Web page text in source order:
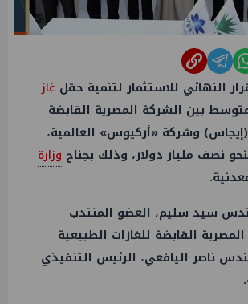
النهائي للاستثمار لتنمية حقل غاز
بين الشركة المصرية القابضة
(إيجاس) وشركة «أركيوس» العالمية،
نصف مليار دولار، وذلك بجناح وزارة
سيد سليم، العضو المنتدب
القابضة للغازات الطبيعية
ناصر اليافعي، الرئيس التنفيذي